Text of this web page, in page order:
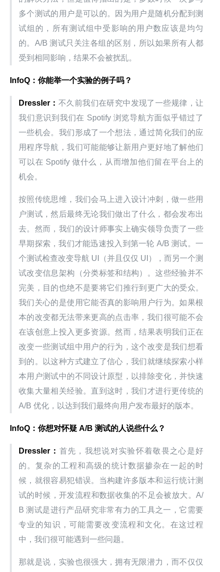
多个测试的用户是可以的。因为用户是随机分配到测
试组的，所有测试组中受影响的用户数应该是均匀
的。A/B 测试只关注各组的区别，所以如果所有人都
受到相同影响，结果不会被扰乱。
InfoQ：你能举一个实验的例子吗？
Dressler： 不久前我们在研究中发现了一些规律，让
我们意识到我们在 Spotify 浏览导航方面似乎错过了
一些机会。我们形成了一个想法，通过简化我们的应
用程序导航，我们可能能够让新用户更好地了解他们
可以在 Spotify 做什么，从而增加他们留在平台上的
机会。
按照传统思维，我们会马上进入设计冲刺，做一些用
户测试，然后最终无论我们做出了什么，都会发布出
去。然而，我们的设计师事实上确实领导负责了一些
早期探索，我们才能迅速投入到第一轮 A/B 测试。一
个测试检查改变导航 UI（并且仅仅 UI），而另一个测
试改变信息架构（分类标签和结构）。这些经验并不
完美，目的也绝不是要将它们推行到更广大的受众。
我们关心的是使用它能否真的影响用户行为。如果根
本的改变都无法带来更高的点击率，我们很可能不会
在该创意上投入更多资源。然而，结果表明我们正在
改变一些测试组中用户的行为，这个改变是我们想看
到的。以这种方式建立了信心，我们就继续探索小样
本用户测试中的不同设计原型，以排除变化，并快速
收集大量相关经验。直到这时，我们才进行更传统的
A/B 优化，以达到我们最终向用户发布最好的版本。
InfoQ：你想对怀疑 A/B 测试的人说些什么？
Dressler： 首先，我想说对实验怀着敬畏之心是好
的。复杂的工程和高级的统计数据掺杂在一起的时
候，就很容易犯错误。当构建许多版本和运行统计测
试的时候，开发流程和数据收集的不足会被放大。A/
B 测试是进行产品研究非常有力的工具之一，它需要
专业的知识，可能需要改变流程和文化。在这过程
中，我们很可能遇到一些问题。
那就是说，实验也很强大，拥有无限潜力，而不仅仅